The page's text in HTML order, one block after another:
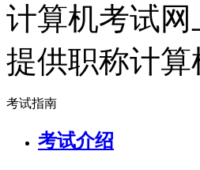
计算机考试
提供职称计
考试指南
考试介绍